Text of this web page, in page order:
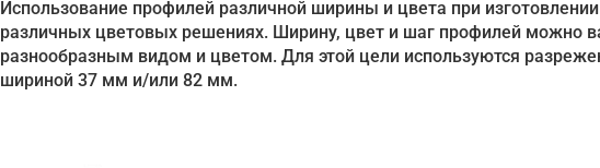
Использование профилей различной ширины и цвета при
различных цветовых решениях. Ширину, цвет и шаг профилей можно
разнообразным видом и цветом. Для этой цели используются
шириной 37 мм и/или 82 мм.